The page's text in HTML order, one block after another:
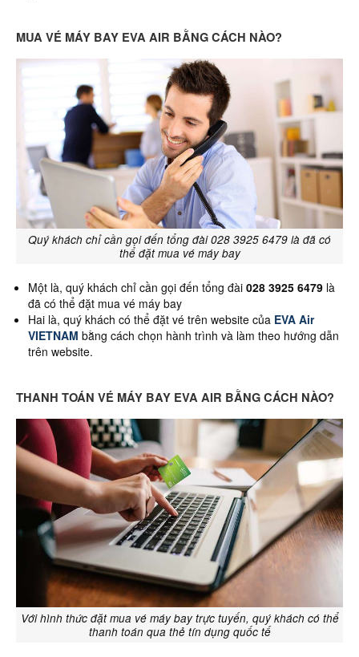
MUA VÉ MÁY BAY EVA AIR BẰNG CÁCH NÀO?
Quý khách chỉ cần gọi đến tổng đài 028 3925 6479 là đã có
thể đặt mua vé máy bay
Một là, quý khách chỉ cần gọi đến tổng đài 028 3925 6479 là
đã có thể đặt mua vé máy bay
Hai là, quý khách có thể đặt vé trên website của EVA Air
VIETNAM bằng cách chọn hành trình và làm theo hướng dẫn
trên website.
THANH TOÁN VÉ MÁY BAY EVA AIR BẰNG CÁCH NÀO?
Với hình thức đặt mua vé máy bay trực tuyến, quý khách có thể
thanh toán qua thẻ tín dụng quốc tế